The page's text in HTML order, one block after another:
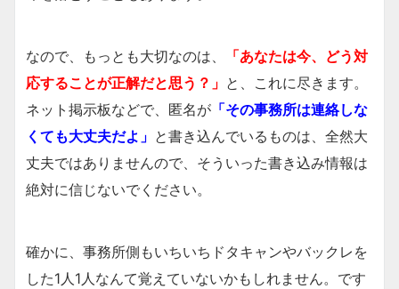
なので、もっとも大切なのは、
「あなたは今、どう対
応することが正解だと思う？」 と、これに尽きます。
ネット掲示板などで、匿名が 「その事務所は連絡しな
くても大丈夫だよ」 と書き込んでいるものは、全然大
丈夫ではありませんので、そういった書き込み情報は
絶対に信じないでください。
確かに、事務所側もいちいちドタキャンやバックレを
した1人1人なんて覚えていないかもしれません。です